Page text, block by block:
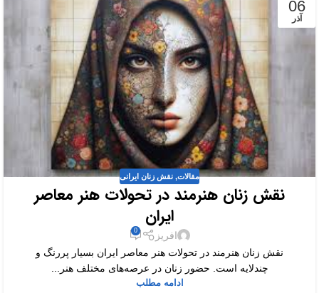
06
آذر
مقالات, نقش زنان ایرانی
نقش زنان هنرمند در تحولات هنر معاصر
ایران
افریز 0
نقش زنان هنرمند در تحولات هنر معاصر ایران بسیار پررنگ و
چندلایه است. حضور زنان در عرصه‌های مختلف هنر...
ادامه مطلب